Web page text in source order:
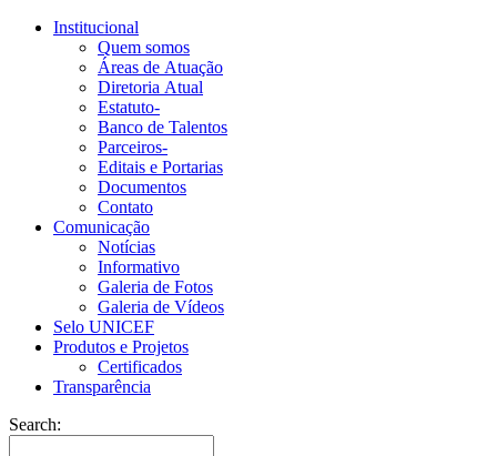
Institucional
Quem somos
Áreas de Atuação
Diretoria Atual
Estatuto-
Banco de Talentos
Parceiros-
Editais e Portarias
Documentos
Contato
Comunicação
Notícias
Informativo
Galeria de Fotos
Galeria de Vídeos
Selo UNICEF
Produtos e Projetos
Certificados
Transparência
Search: